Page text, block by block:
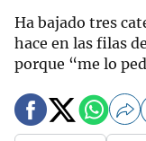
Ha bajado tres
hace en las filas
porque “me lo